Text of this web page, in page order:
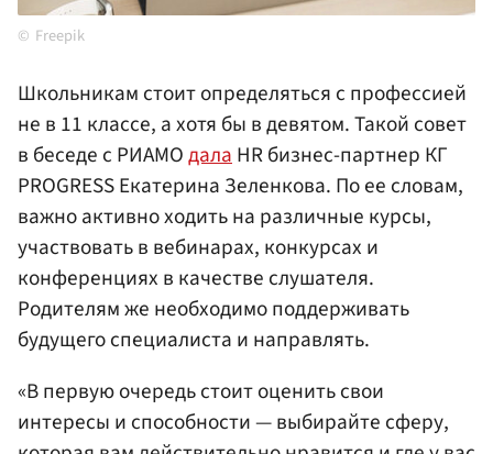
Freepik
Школьникам стоит определяться с профессией
не в 11 классе, а хотя бы в девятом. Такой совет
в беседе с РИАМОдалаHR бизнес-партнер КГ
PROGRESS Екатерина Зеленкова. По ее словам,
важно активно ходить на различные курсы,
участвовать в вебинарах, конкурсах и
конференциях в качестве слушателя.
Родителям же необходимо поддерживать
будущего специалиста и направлять.
«В первую очередь стоит оценить свои
интересы и способности — выбирайте сферу,